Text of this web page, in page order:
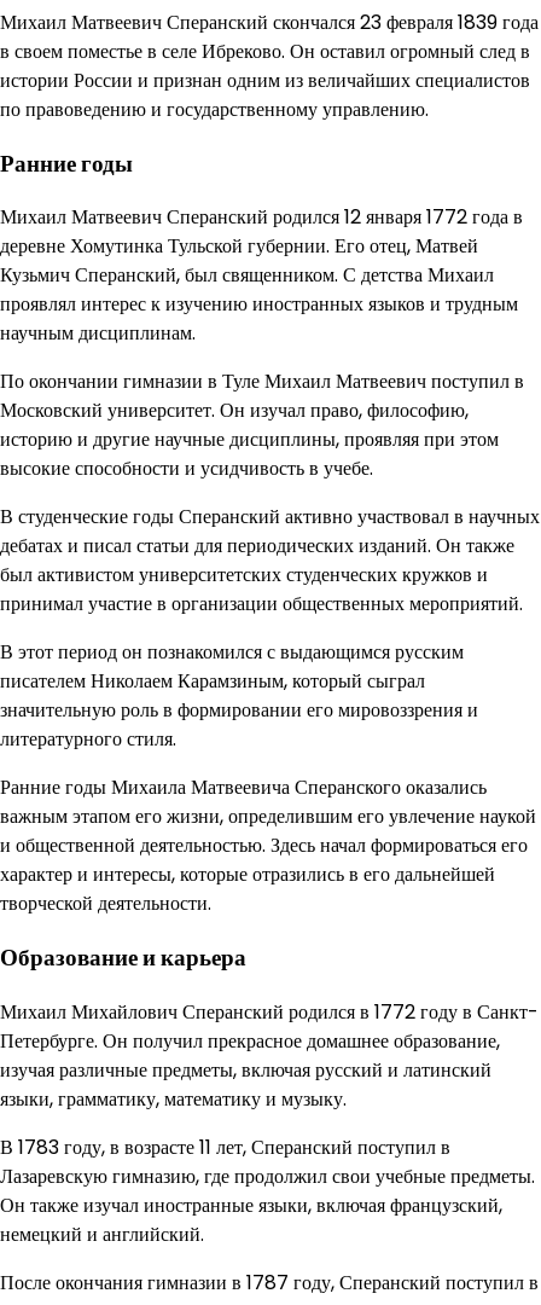
Михаил Матвеевич Сперанский скончался 23 февраля 1839 года
в своем поместье в селе Ибреково. Он оставил огромный след в
истории России и признан одним из величайших специалистов
по правоведению и государственному управлению.
Ранние годы
Михаил Матвеевич Сперанский родился 12 января 1772 года в
деревне Хомутинка Тульской губернии. Его отец, Матвей
Кузьмич Сперанский, был священником. С детства Михаил
проявлял интерес к изучению иностранных языков и трудным
научным дисциплинам.
По окончании гимназии в Туле Михаил Матвеевич поступил в
Московский университет. Он изучал право, философию,
историю и другие научные дисциплины, проявляя при этом
высокие способности и усидчивость в учебе.
В студенческие годы Сперанский активно участвовал в научных
дебатах и писал статьи для периодических изданий. Он также
был активистом университетских студенческих кружков и
принимал участие в организации общественных мероприятий.
В этот период он познакомился с выдающимся русским
писателем Николаем Карамзиным, который сыграл
значительную роль в формировании его мировоззрения и
литературного стиля.
Ранние годы Михаила Матвеевича Сперанского оказались
важным этапом его жизни, определившим его увлечение наукой
и общественной деятельностью. Здесь начал формироваться его
характер и интересы, которые отразились в его дальнейшей
творческой деятельности.
Образование и карьера
Михаил Михайлович Сперанский родился в 1772 году в Санкт-
Петербурге. Он получил прекрасное домашнее образование,
изучая различные предметы, включая русский и латинский
языки, грамматику, математику и музыку.
В 1783 году, в возрасте 11 лет, Сперанский поступил в
Лазаревскую гимназию, где продолжил свои учебные предметы.
Он также изучал иностранные языки, включая французский,
немецкий и английский.
После окончания гимназии в 1787 году, Сперанский поступил в